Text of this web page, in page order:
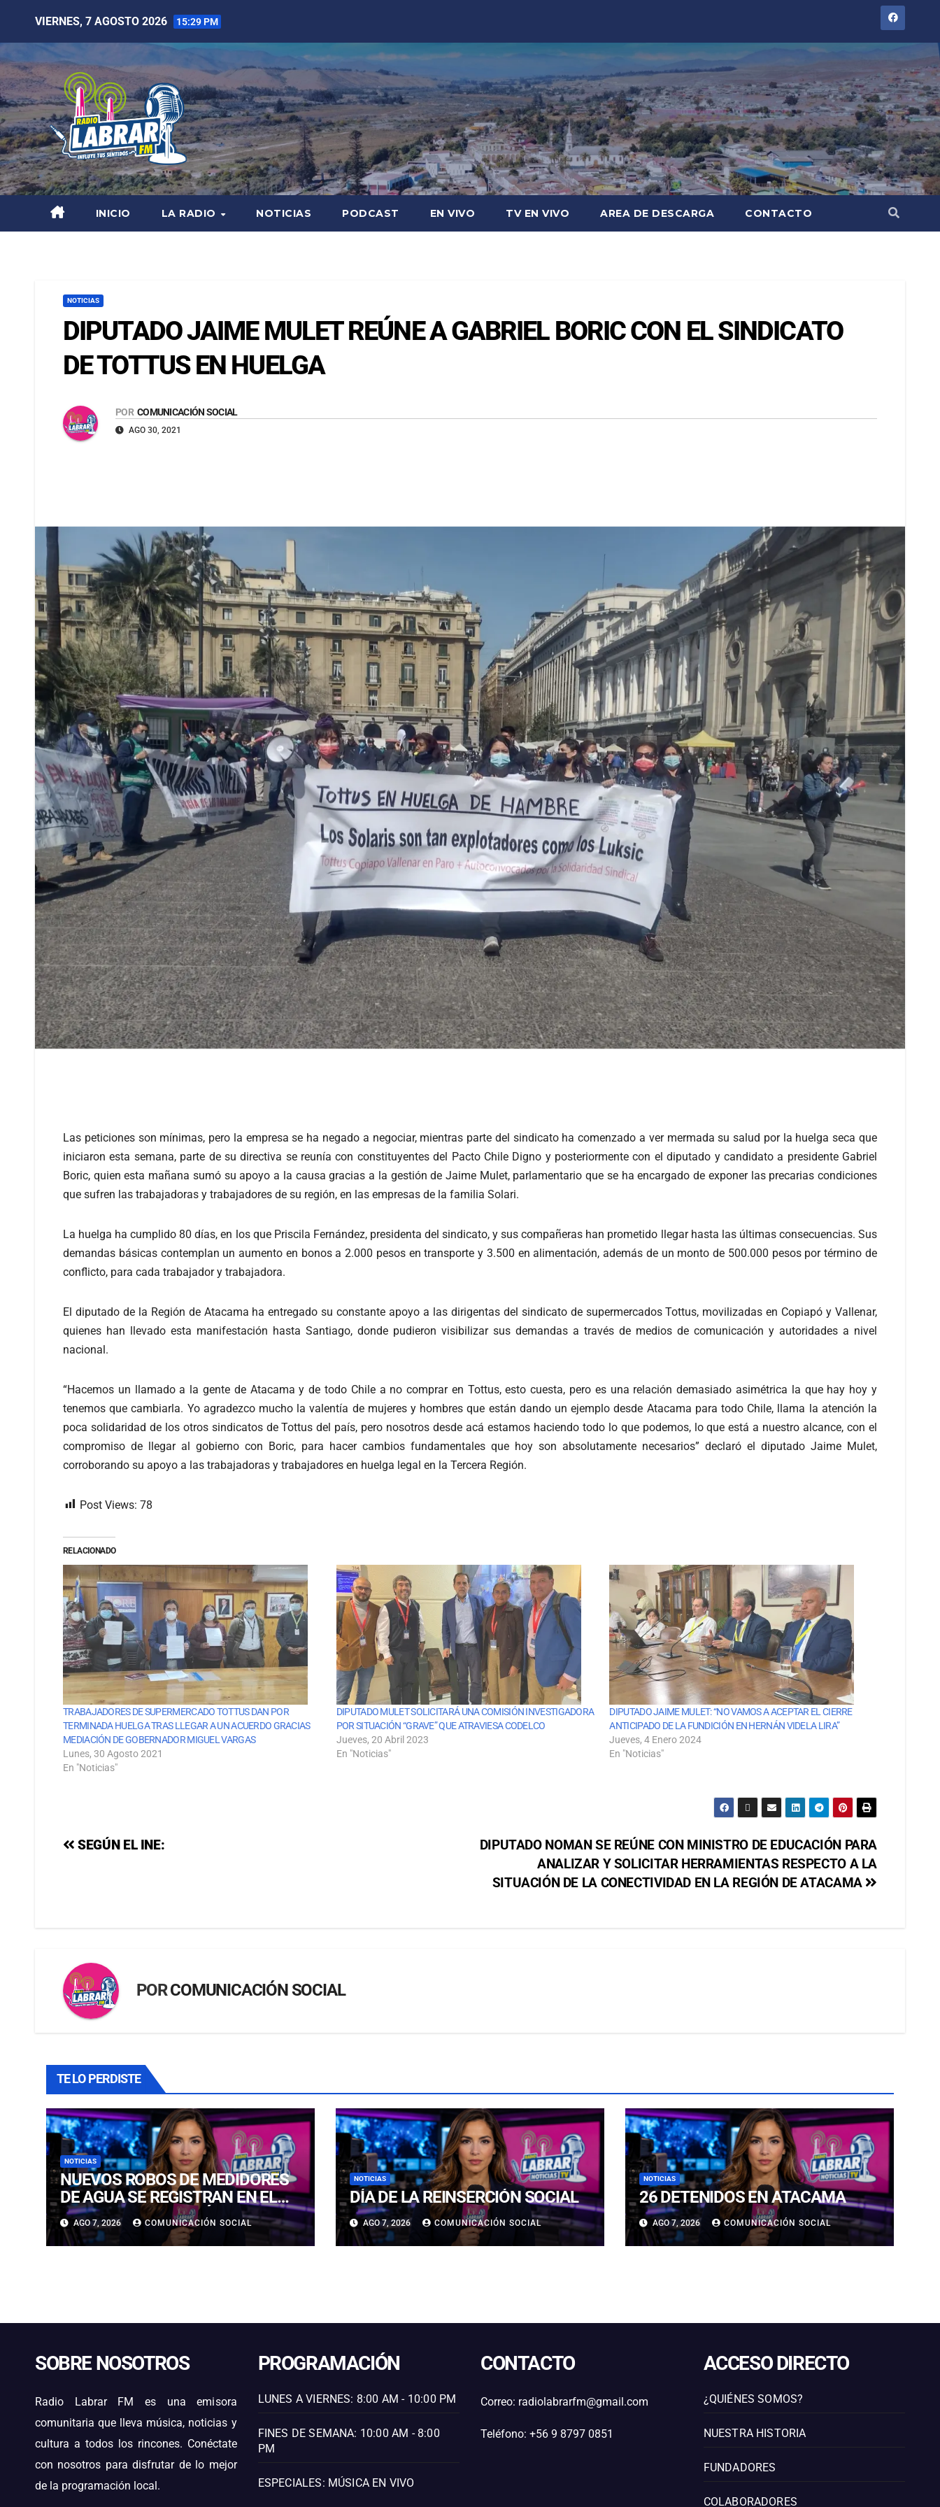
VIERNES, 7 AGOSTO 2026 15:29 PM
INICIO LA RADIO NOTICIAS PODCAST EN VIVO TV EN VIVO AREA DE DESCARGA CONTACTO
NOTICIAS
DIPUTADO JAIME MULET REÚNE A GABRIEL BORIC CON EL SINDICATO
DE TOTTUS EN HUELGA
POR COMUNICACIÓN SOCIAL
AGO 30, 2021
Las peticiones son mínimas, pero la empresa se ha negado a negociar, mientras parte del sindicato ha comenzado a ver mermada su salud por la huelga seca que
iniciaron esta semana, parte de su directiva se reunía con constituyentes del Pacto Chile Digno y posteriormente con el diputado y candidato a presidente Gabriel
Boric, quien esta mañana sumó su apoyo a la causa gracias a la gestión de Jaime Mulet, parlamentario que se ha encargado de exponer las precarias condiciones
que sufren las trabajadoras y trabajadores de su región, en las empresas de la familia Solari.
La huelga ha cumplido 80 días, en los que Priscila Fernández, presidenta del sindicato, y sus compañeras han prometido llegar hasta las últimas consecuencias. Sus
demandas básicas contemplan un aumento en bonos a 2.000 pesos en transporte y 3.500 en alimentación, además de un monto de 500.000 pesos por término de
conflicto, para cada trabajador y trabajadora.
El diputado de la Región de Atacama ha entregado su constante apoyo a las dirigentas del sindicato de supermercados Tottus, movilizadas en Copiapó y Vallenar,
quienes han llevado esta manifestación hasta Santiago, donde pudieron visibilizar sus demandas a través de medios de comunicación y autoridades a nivel
nacional.
“Hacemos un llamado a la gente de Atacama y de todo Chile a no comprar en Tottus, esto cuesta, pero es una relación demasiado asimétrica la que hay hoy y
tenemos que cambiarla. Yo agradezco mucho la valentía de mujeres y hombres que están dando un ejemplo desde Atacama para todo Chile, llama la atención la
poca solidaridad de los otros sindicatos de Tottus del país, pero nosotros desde acá estamos haciendo todo lo que podemos, lo que está a nuestro alcance, con el
compromiso de llegar al gobierno con Boric, para hacer cambios fundamentales que hoy son absolutamente necesarios” declaró el diputado Jaime Mulet,
corroborando su apoyo a las trabajadoras y trabajadores en huelga legal en la Tercera Región.
Post Views: 78
RELACIONADO
TRABAJADORES DE SUPERMERCADO TOTTUS DAN POR
TERMINADA HUELGA TRAS LLEGAR A UN ACUERDO GRACIAS
MEDIACIÓN DE GOBERNADOR MIGUEL VARGAS
Lunes, 30 Agosto 2021
En "Noticias"
DIPUTADO MULET SOLICITARÁ UNA COMISIÓN INVESTIGADORA
POR SITUACIÓN “GRAVE” QUE ATRAVIESA CODELCO
Jueves, 20 Abril 2023
En "Noticias"
DIPUTADO JAIME MULET: “NO VAMOS A ACEPTAR EL CIERRE
ANTICIPADO DE LA FUNDICIÓN EN HERNÁN VIDELA LIRA”
Jueves, 4 Enero 2024
En "Noticias"
DIPUTADO NOMAN SE REÚNE CON MINISTRO DE EDUCACIÓN PARA
ANALIZAR Y SOLICITAR HERRAMIENTAS RESPECTO A LA
SITUACIÓN DE LA CONECTIVIDAD EN LA REGIÓN DE ATACAMA
SEGÚN EL INE:
PORCOMUNICACIÓN SOCIAL
TE LO PERDISTE
NOTICIAS
NUEVOS ROBOS DE MEDIDORES
DE AGUA SE REGISTRAN EN EL
CENTRO DE COPIAPÓ
AGO 7, 2026 COMUNICACIÓN SOCIAL
NOTICIAS
DÍA DE LA REINSERCIÓN SOCIAL
AGO 7, 2026 COMUNICACIÓN SOCIAL
NOTICIAS
26 DETENIDOS EN ATACAMA
AGO 7, 2026 COMUNICACIÓN SOCIAL
SOBRE NOSOTROS
Radio Labrar FM es una emisora
comunitaria que lleva música, noticias y
cultura a todos los rincones. Conéctate
con nosotros para disfrutar de lo mejor
de la programación local.
PROGRAMACIÓN
LUNES A VIERNES: 8:00 AM - 10:00 PM
FINES DE SEMANA: 10:00 AM - 8:00
PM
ESPECIALES: MÚSICA EN VIVO
CONTACTO
Correo: radiolabrarfm@gmail.com
Teléfono: +56 9 8797 0851
ACCESO DIRECTO
¿QUIÉNES SOMOS?
NUESTRA HISTORIA
FUNDADORES
COLABORADORES